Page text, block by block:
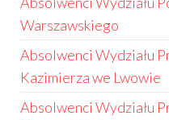
Warszawskiego
Absolwenci Wydziału
Kazimierza we Lwowie
Absolwenci Wydziału